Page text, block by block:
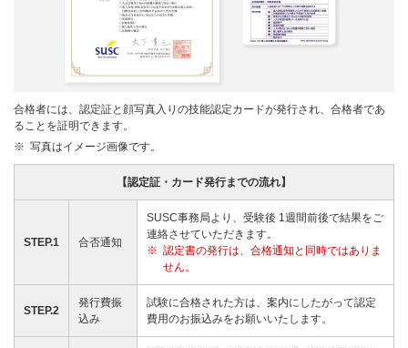
合格者には、認定証と顔写真入りの技能認定カードが発行され、合格者であ
ることを証明できます。
写真はイメージ画像です。
【認定証・カード発行までの流れ】
STEP.1 合否通知
SUSC事務局より、受験後 1週間前後で結果をご
連絡させていただきます。
認定書の発行は、合格通知と同時ではありま
せん。
STEP.2
発行費振
込み
試験に合格された方は、案内にしたがって認定
費用のお振込みをお願いいたします。